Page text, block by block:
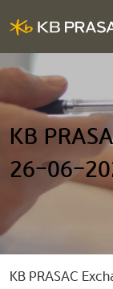
KB
26-06-
KB PRASAC